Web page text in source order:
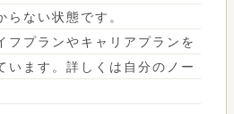
らない状態です。
フプランやキャリアプランを
います。詳しくは自分のノー